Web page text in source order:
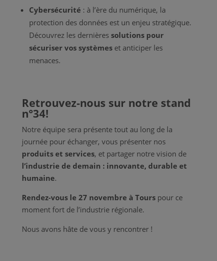
Cybersécurité : à l’ère du numérique, la
protection des données est un enjeu stratégique.
Découvrez les dernières solutions pour
sécuriser vos systèmeset anticiper les
menaces.
Retrouvez-nous sur notre stand
n°34!
Notre équipe sera présente tout au long de la
journée pour échanger, vous présenter nos
produits et services, et partager notre vision de
l’industrie de demain : innovante, durable et
humaine.
Rendez-vous le 27 novembre à Tourspour ce
moment fort de l’industrie régionale.
Nous avons hâte de vous y rencontrer !